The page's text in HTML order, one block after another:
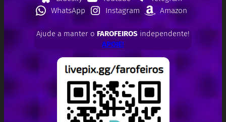
WhatsApp
Instagram Amazon
Ajude a manter o FAROFEIROSindependente!
APOIE!